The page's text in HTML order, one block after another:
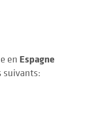
en Espagne
suivants: